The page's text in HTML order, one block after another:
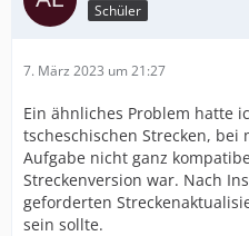
Schüler
7. März 2023 um 21:27
Ein ähnliches Problem hatte
tscheschischen Strecken, bei
Aufgabe nicht ganz
Streckenversion war. Nach
geforderten
sein sollte.